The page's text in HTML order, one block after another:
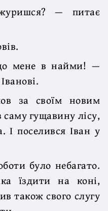
— питає
мене в найми! —
за своїм новим
гущавину лісу,
І поселився Іван у
було небагато.
їздити на коні,
також свого слугу